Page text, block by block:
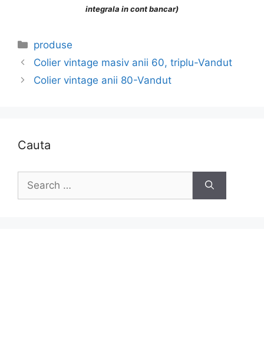
integrala in cont bancar)
Categories
produse
Colier vintage masiv anii 60, triplu-Vandut
Colier vintage anii 80-Vandut
Cauta
for: